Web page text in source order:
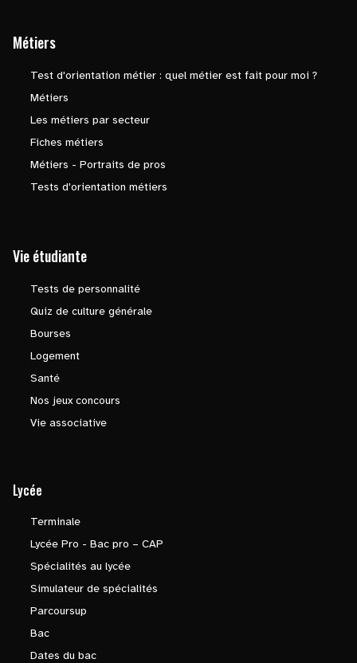
Métiers
Test d'orientation métier : quel métier est fait pour moi ?
Métiers
Les métiers par secteur
Fiches métiers
Métiers - Portraits de pros
Tests d'orientation métiers
Vie étudiante
Tests de personnalité
Quiz de culture générale
Bourses
Logement
Santé
Nos jeux concours
Vie associative
Lycée
Terminale
Lycée Pro - Bac pro – CAP
Spécialités au lycée
Simulateur de spécialités
Parcoursup
Bac
Dates du bac